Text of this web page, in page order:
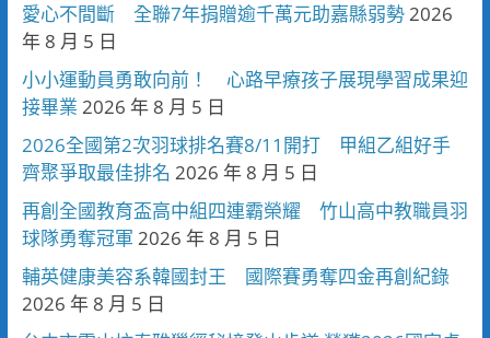
愛心不間斷 全聯7年捐贈逾千萬元助嘉縣弱勢2026
年 8 月 5 日
小小運動員勇敢向前！ 心路早療孩子展現學習成果迎
接畢業 2026 年 8 月 5 日
2026全國第2次羽球排名賽8/11開打 甲組乙組好手
齊聚爭取最佳排名 2026 年 8 月 5 日
再創全國教育盃高中組四連霸榮耀 竹山高中教職員羽
球隊勇奪冠軍 2026 年 8 月 5 日
輔英健康美容系韓國封王 國際賽勇奪四金再創紀錄
2026 年 8 月 5 日